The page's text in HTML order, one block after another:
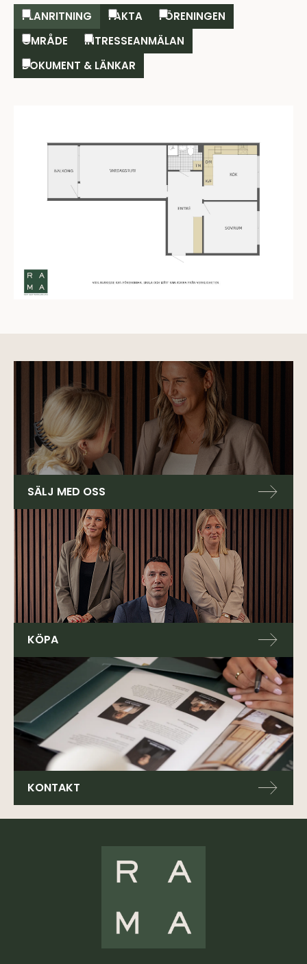
PLANRITNING FAKTA
FÖRENINGEN
OMRÅDE
INTRESSEANMÄLAN
DOKUMENT & LÄNKAR
SÄLJ MED OSS
KÖPA
KONTAKT